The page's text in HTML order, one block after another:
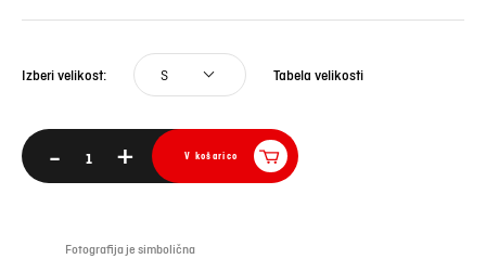
Fotografija je simbolična
Izberi velikost: S Tabela velikosti
- + V košarico